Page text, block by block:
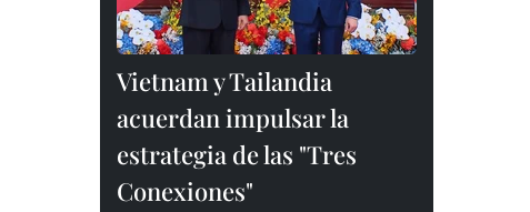
Vietnam y Tailandia
acuerdan impulsar la
estrategia de las "Tres
Conexiones"